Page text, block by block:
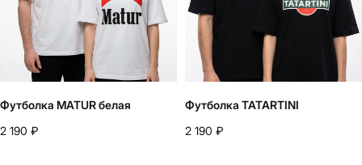
Футболка MATUR белая
2 190 ₽
Футболка TATARTINI
2 190 ₽